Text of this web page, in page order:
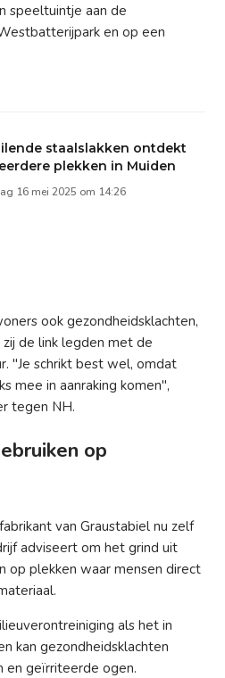
speeltuintje aan de
en op een
staalslakken ontdekt
plekken in Muiden
16 mei 2025 om 14:26
ook gezondheidsklachten,
de link legden met de
"Je schrikt best wel, omdat
mee in aanraking komen",
tegen NH.
op
van Graustabiel nu zelf
adviseert om het grind uit
op plekken waar mensen direct
als het in
kan gezondheidsklachten
en geïrriteerde ogen.